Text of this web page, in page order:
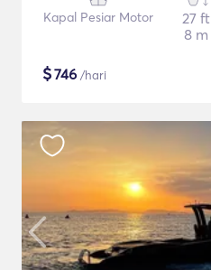
Kapal Pesiar Motor
27 ft
8 m
$746 /hari